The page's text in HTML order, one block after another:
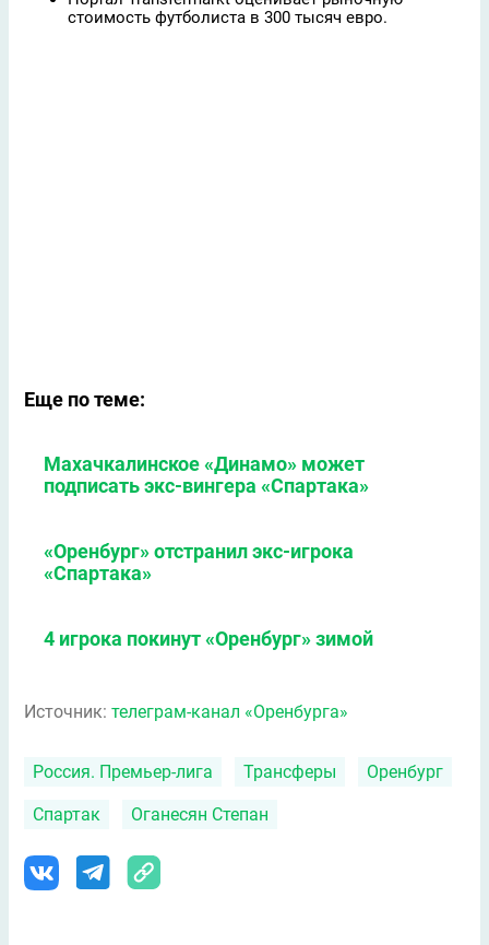
стоимость футболиста в 300 тысяч евро.
Еще по теме:
Махачкалинское «Динамо» может
подписать экс-вингера «Спартака»
«Оренбург» отстранил экс-игрока
«Спартака»
4 игрока покинут «Оренбург» зимой
Источник: телеграм-канал «Оренбурга»
Россия. Премьер-лига Трансферы Оренбург
Спартак Оганесян Степан